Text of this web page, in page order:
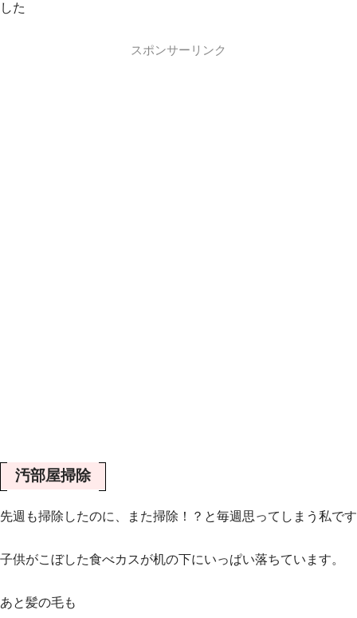
した
スポンサーリンク
汚部屋掃除
先週も掃除したのに、また掃除！？と毎週思ってしまう私です
子供がこぼした食べカスが机の下にいっぱい落ちています。
あと髪の毛も